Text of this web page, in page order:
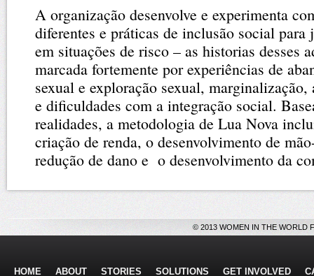
A organização desenvolve e experimenta
diferentes e práticas de inclusão social para
em situações de risco – as historias desses
marcada fortemente por experiências de
sexual e exploração sexual, marginalização,
e dificuldades com a integração social.
realidades, a metodologia de Lua Nova
criação de renda, o desenvolvimento de
redução de dano e o desenvolvimento da
© 2013 WOMEN IN THE WORLD
HOME ABOUT STORIES SOLUTIONS GET INVOLVED